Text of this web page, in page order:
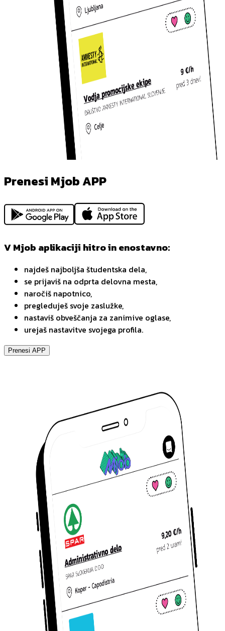
Prenesi Mjob APP
V Mjob aplikaciji hitro in enostavno:
najdeš najboljša študentska dela,
se prijaviš na odprta delovna mesta,
naročiš napotnico,
pregleduješ svoje zaslužke,
nastaviš obveščanja za zanimive oglase,
urejaš nastavitve svojega profila.
Prenesi APP